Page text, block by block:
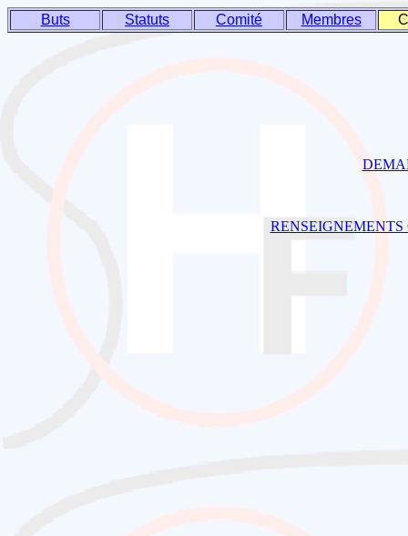
Buts Statuts Comité Membres